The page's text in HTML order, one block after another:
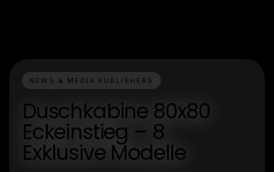
NEWS & MEDIA PUBLISHERS
Duschkabine 80x80
Eckeinstieg – 8
Exklusive Modelle